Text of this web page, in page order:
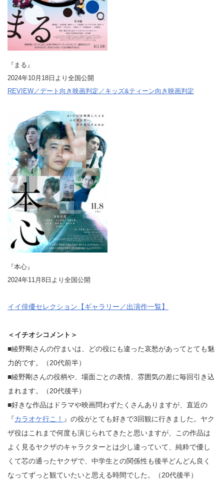
『まる』
2024年10月18日より全国公開
REVIEW／デート向き映画判定／キッズ&ティーン向き映画判定
『本心』
2024年11月8日より全国公開
イイ俳優セレクション【ギャラリー／出演作一覧】
＜イチオシコメント＞
■綾野剛さんの佇まいは、どの役にも違った哀愁があってとても魅
力的です。（20代前半）
■綾野剛さんの役柄や、場面ごとの表情、雰囲気の差に毎回引き込
まれます。（20代後半）
■好きな作品はドラマや映画問わずたくさんありますが、直近の
『カラオケ行こ！ 』の役がとても好きで3回観に行きました。ヤク
ザ役はこれまで何度も演じられてきたと思いますが、この作品は
よく見るヤクザのキャラクターとは少し違っていて、純粋で優し
くて芯の通ったヤクザで、中学生との関係性も後半どんどん良く
なってずっと観ていたいと思える時間でした。（20代後半）